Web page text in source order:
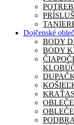
Dojčenské
BODY
BODY